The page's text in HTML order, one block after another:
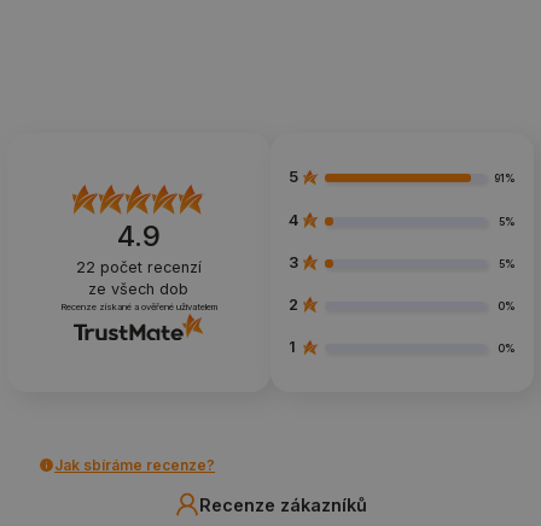
4.9
22 počet recenzí
ze všech dob
Recenze získané a ověřené uživatelem
5 91%
4 5%
3 5%
2 0%
1 0%
Jak sbíráme recenze?
Recenze zákazníků